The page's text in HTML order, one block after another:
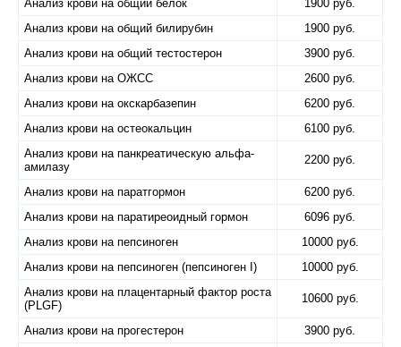
Анализ крови на общий белок
1900 руб.
Анализ крови на общий билирубин
1900 руб.
Анализ крови на общий тестостерон
3900 руб.
Анализ крови на ОЖСС
2600 руб.
Анализ крови на окскарбазепин
6200 руб.
Анализ крови на остеокальцин
6100 руб.
Анализ крови на панкреатическую альфа-
амилазу
2200 руб.
Анализ крови на паратгормон
6200 руб.
Анализ крови на паратиреоидный гормон
6096 руб.
Анализ крови на пепсиноген
10000 руб.
Анализ крови на пепсиноген (пепсиноген I)
10000 руб.
Анализ крови на плацентарный фактор роста
(PLGF)
10600 руб.
Анализ крови на прогестерон
3900 руб.